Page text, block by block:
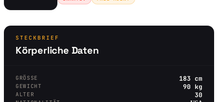
STECKBRIEF
Körperliche Daten
GRÖSSE 183 cm
GEWICHT 90 kg
ALTER 30